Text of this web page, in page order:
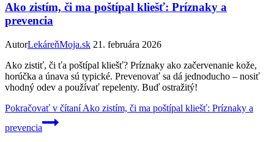
Ako zistím, či ma poštípal kliešť: Príznaky a
prevencia
AutorLekáreňMoja.sk 21. februára 2026
Ako zistiť, či ťa poštípal kliešť? Príznaky ako začervenanie kože,
horúčka a únava sú typické. Prevenovať sa dá jednoducho – nosiť
vhodný odev a používať repelenty. Buď ostražitý!
Pokračovať v čítaníAko zistím, či ma poštípal kliešť: Príznaky a
prevencia